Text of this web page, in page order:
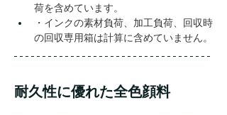
荷を含めています。
・インクの素材負荷、加工負荷、回収時
の回収専用箱は計算に含めていません。
耐久性に優れた全色顔料